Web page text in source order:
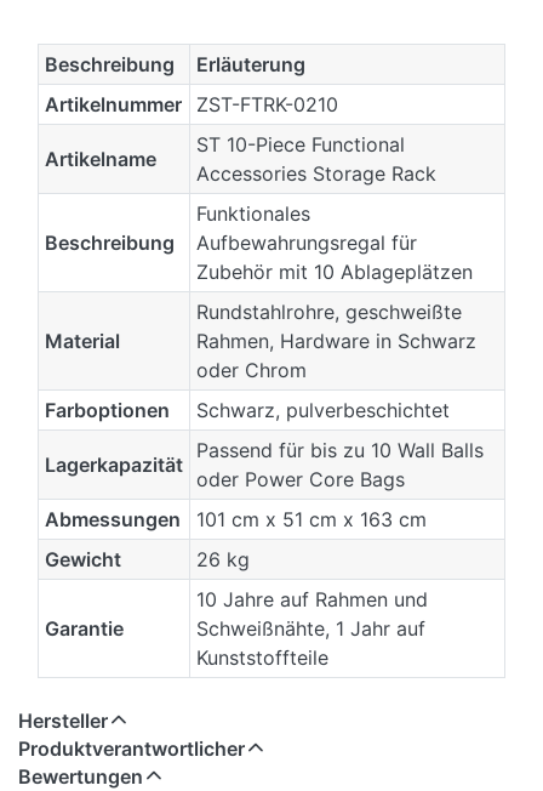
Beschreibung
Erläuterung
Artikelnummer
ZST-FTRK-0210
Artikelname
ST 10-Piece Functional
Accessories Storage Rack
Beschreibung
Funktionales
Aufbewahrungsregal für
Zubehör mit 10 Ablageplätzen
Material
Rundstahlrohre, geschweißte
Rahmen, Hardware in Schwarz
oder Chrom
Farboptionen
Schwarz, pulverbeschichtet
Lagerkapazität
Passend für bis zu 10 Wall Balls
oder Power Core Bags
Abmessungen
101 cm x 51 cm x 163 cm
Gewicht
26 kg
Garantie
10 Jahre auf Rahmen und
Schweißnähte, 1 Jahr auf
Kunststoffteile
Hersteller
Produktverantwortlicher
Bewertungen